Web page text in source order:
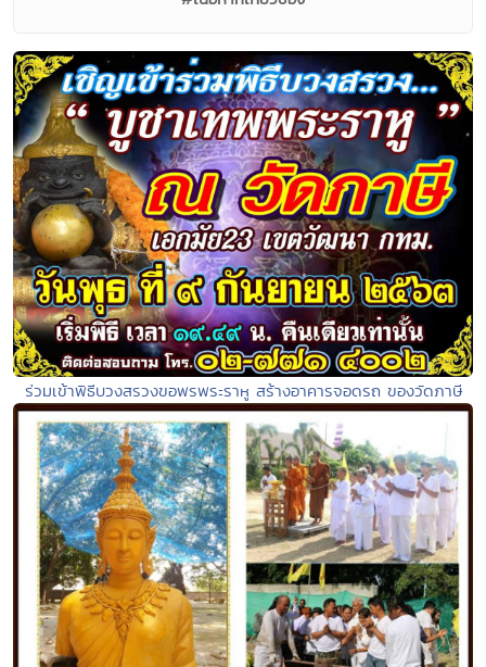
ร่วมเข้าพิธีบวงสรวงขอพรพระราหู สร้างอาคารจอดรถ ของวัดภาษี